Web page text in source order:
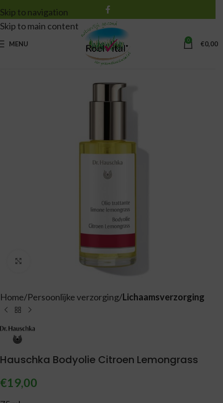
Skip to navigation
Skip to main content
MENU 0 €0,00
Home Persoonlijke verzorging Lichaamsverzorging
Hauschka Bodyolie Citroen Lemongrass
€19,00